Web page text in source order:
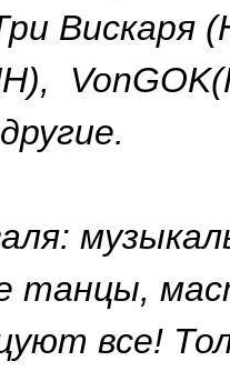
Вискаря
танцы,
все!